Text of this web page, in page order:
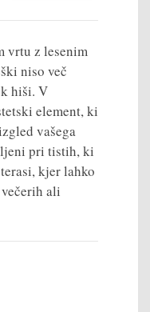
vrtu z lesenim
niso več
hiši. V
element, ki
vašega
pri tistih, ki
kjer lahko
ali